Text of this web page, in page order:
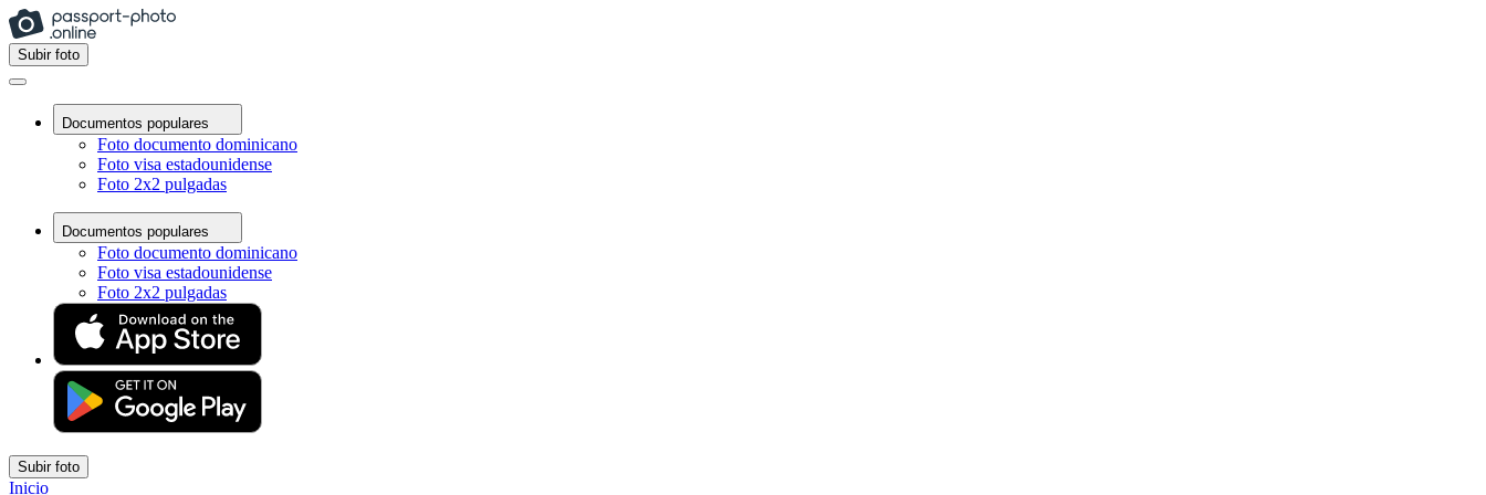
Subir foto
Documentos populares
Foto documento dominicano
Foto visa estadounidense
Foto 2x2 pulgadas
Documentos populares
Foto documento dominicano
Foto visa estadounidense
Foto 2x2 pulgadas
Subir foto
Inicio